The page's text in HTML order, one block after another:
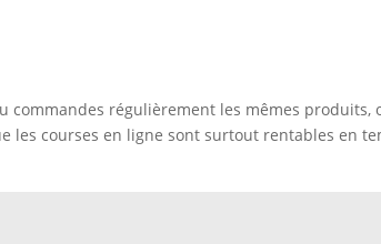
commandes régulièrement les mêmes produits,
les courses en ligne sont surtout rentables en